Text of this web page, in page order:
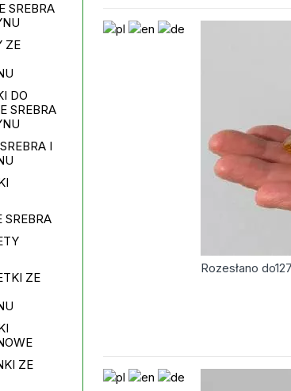
SREBRA
ZE
DO
SREBRA
I
SREBRA
ZE
ZE
Rozesłano do